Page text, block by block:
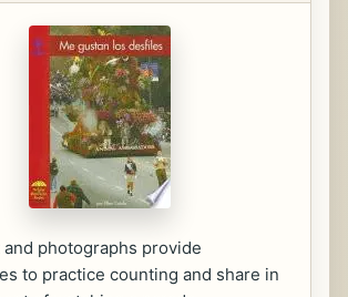
photographs provide
to practice counting and share in